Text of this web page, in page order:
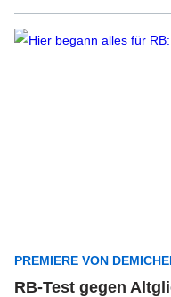
PREMIERE VON
RB-Test gegen